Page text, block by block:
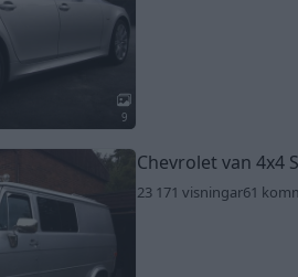
9
Chevrolet van 4x4
23 171 visningar61